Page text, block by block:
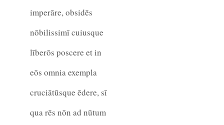
imperāre, obsidēs
nōbilissimī cuiusque
līberōs poscere et in
eōs omnia exempla
cruciātūsque ēdere, sī
qua rēs nōn ad nūtum